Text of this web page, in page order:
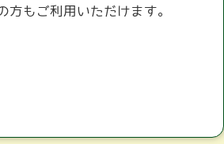
もご利用いただけます。